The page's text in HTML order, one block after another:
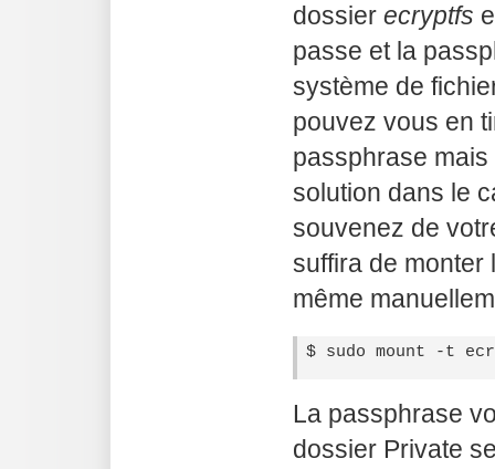
dossier ecryptfs
passe et la
système de
pouvez vous en
passphrase mais
solution dans le
souvenez de
suffira de monter
même
La passphrase
dossier Private